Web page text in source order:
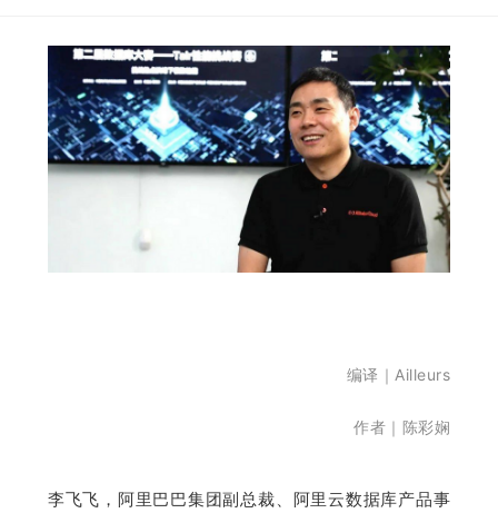
公
课
编译｜Ailleurs
作者｜陈彩娴
李飞飞，阿里巴巴集团副总裁、阿里云数据库产品事